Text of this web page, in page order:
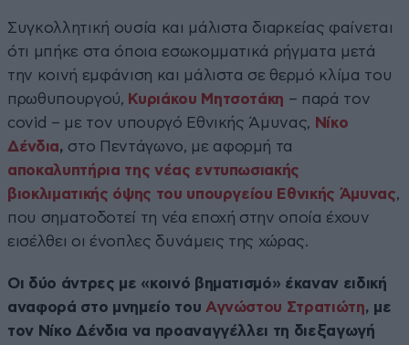
Συγκολλητική ουσία και μάλιστα διαρκείας φαίνεται
ότι μπήκε στα όποια εσωκομματικά ρήγματα μετά
την κοινή εμφάνιση και μάλιστα σε θερμό κλίμα του
πρωθυπουργού, Κυριάκου Μητσοτάκη – παρά τον
covid – με τον υπουργό Εθνικής Άμυνας, Νίκο
Δένδια, στο Πεντάγωνο, με αφορμή τα
αποκαλυπτήρια της νέας εντυπωσιακής
βιοκλιματικής όψης του υπουργείου Εθνικής Άμυνας,
που σηματοδοτεί τη νέα εποχή στην οποία έχουν
εισέλθει οι ένοπλες δυνάμεις της χώρας.
Οι δύο άντρες με «κοινό βηματισμό» έκαναν ειδική
αναφορά στο μνημείο του Αγνώστου Στρατιώτη, με
τον Νίκο Δένδια να προαναγγέλλει τη διεξαγωγή